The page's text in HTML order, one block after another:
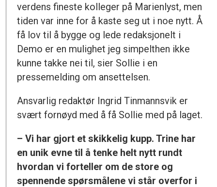
verdens fineste kolleger på Marienlyst, men
tiden var inne for å kaste seg ut i noe nytt. Å
få lov til å bygge og lede redaksjonelt i
Demo er en mulighet jeg simpelthen ikke
kunne takke nei til, sier Sollie i en
pressemelding om ansettelsen.
Ansvarlig redaktør Ingrid Tinmannsvik er
svært fornøyd med å få Sollie med på laget.
– Vi har gjort et skikkelig kupp. Trine har
en unik evne til å tenke helt nytt rundt
hvordan vi forteller om de store og
spennende spørsmålene vi står overfor i